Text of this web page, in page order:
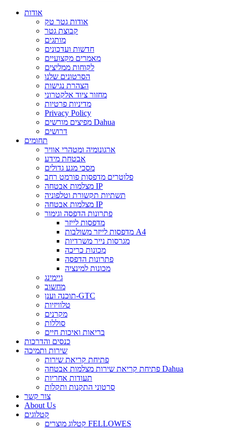
אודות
אודות גטר טק
קבוצת גטר
מותגים
חדשות ועדכונים
מאמרים מקצועיים
לקוחות ממליצים
הסרטונים שלנו
הצהרת נגישות
מחזור ציוד אלקטרוני
מדיניות פרטיות
Privacy Policy
מפיצים מורשים Dahua
דרושים
תחומים
ארגונומיה ומטהרי אוויר
אבטחת מידע
מסכי מגע גדולים
פלוטרים מדפסות פורמט רחב
מצלמות אבטחה IP
תשתיות תקשורת וטלפוניה
מצלמות אבטחה IP
פתרונות הדפסה וגימור
מדפסות לייזר
מדפסות לייזר משולבות A4
מגרסות נייר משרדיות
מכונות כריכה
פתרונות הדפסה
מכונות למינציה
גיימינג
מחשוב
תוכנה וענן-GTC
טלוויזיות
מקרנים
סוללות
בריאות ואיכות חיים
כנסים והדרכות
שירות ותמיכה
פתיחת קריאת שירות
פתיחת קריאת שירות מצלמות אבטחה Dahua
תעודות אחריות
סרטוני התקנות ותקלות
צור קשר
About Us
קטלוגים
קטלוג מוצרים FELLOWES